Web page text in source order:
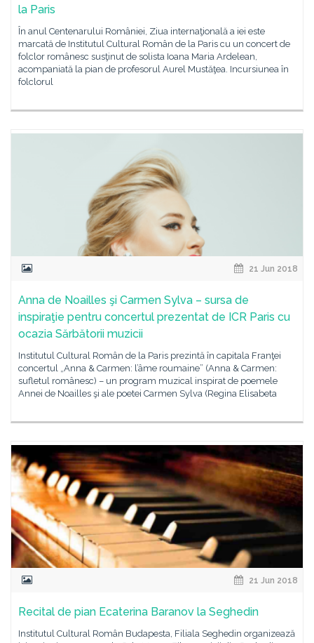
la Paris
În anul Centenarului României, Ziua internaţională a iei este
marcată de Institutul Cultural Român de la Paris cu un concert de
folclor românesc susţinut de solista Ioana Maria Ardelean,
acompaniată la pian de profesorul Aurel Mustăţea. Incursiunea în
folclorul
21 Jun 2018
Anna de Noailles şi Carmen Sylva – sursa de
inspiraţie pentru concertul prezentat de ICR Paris cu
ocazia Sărbătorii muzicii
Institutul Cultural Român de la Paris prezintă în capitala Franţei
concertul „Anna & Carmen: l’âme roumaine” (Anna & Carmen:
sufletul românesc) – un program muzical inspirat de poemele
Annei de Noailles şi ale poetei Carmen Sylva (Regina Elisabeta
21 Jun 2018
Recital de pian Ecaterina Baranov la Seghedin
Institutul Cultural Român Budapesta, Filiala Seghedin organizează